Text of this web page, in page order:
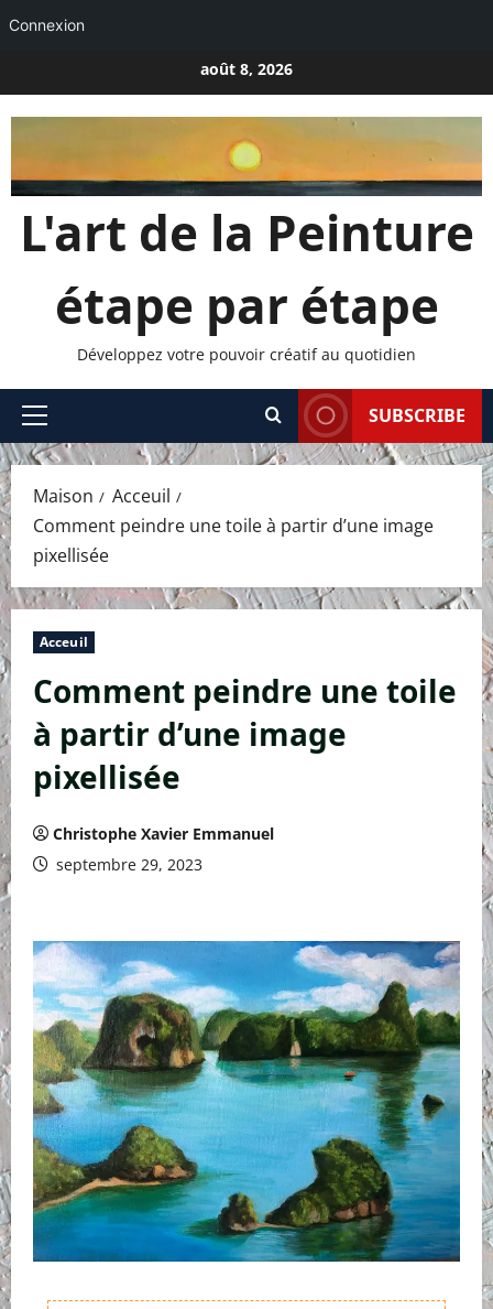
Connexion
au
contenu
août 8, 2026
L'art de la Peinture
étape par étape
Développez votre pouvoir créatif au quotidien
Menu
principal
SUBSCRIBE
Maison
Acceuil
Comment peindre une toile à partir d’une image
pixellisée
Acceuil
Comment peindre une toile
à partir d’une image
pixellisée
Christophe Xavier Emmanuel
septembre 29, 2023